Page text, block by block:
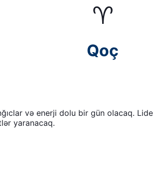
♈
Qoç
və enerji dolu bir gün olacaq.
yaranacaq.